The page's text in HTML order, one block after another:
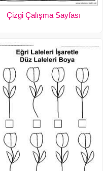
Çizgi Çalışma Sayfası